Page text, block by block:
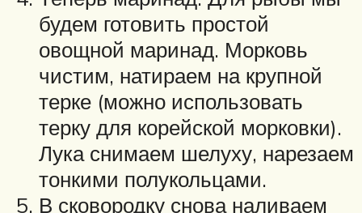
будем готовить простой
овощной маринад. Морковь
чистим, натираем на крупной
терке (можно использовать
терку для корейской морковки).
Лука снимаем шелуху, нарезаем
тонкими полукольцами.
В сковородку снова наливаем